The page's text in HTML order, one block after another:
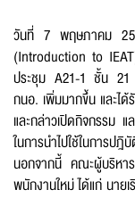
วันที่ 7 พฤษภาคม
(Introduction to
ประชุม A21-1 ชั้น 21
กนอ. เพิ่มมากขึ้น และได้
และกล่าวเปิดกิจกรรม
ในการนำไปใช้ในการปฎิ
นอกจากนี้ คณะผู้บริหา
พนักงานใหม่ ได้แก่ นาย
Firstname *
Lastname*